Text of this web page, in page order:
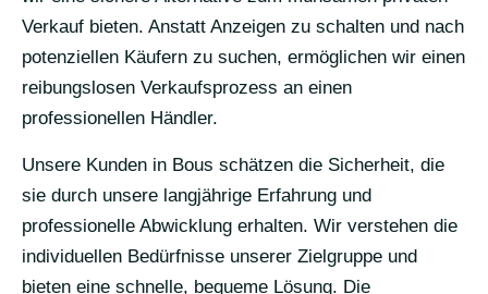
Verkauf bieten. Anstatt Anzeigen zu schalten und nach
potenziellen Käufern zu suchen, ermöglichen wir einen
reibungslosen Verkaufsprozess an einen
professionellen Händler.
Unsere Kunden in Bous schätzen die Sicherheit, die
sie durch unsere langjährige Erfahrung und
professionelle Abwicklung erhalten. Wir verstehen die
individuellen Bedürfnisse unserer Zielgruppe und
bieten eine schnelle, bequeme Lösung. Die